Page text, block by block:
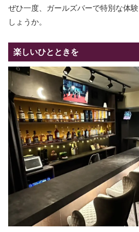
ぜひ一度、ガールズバーで特別な体
しょうか。
楽しいひとときを